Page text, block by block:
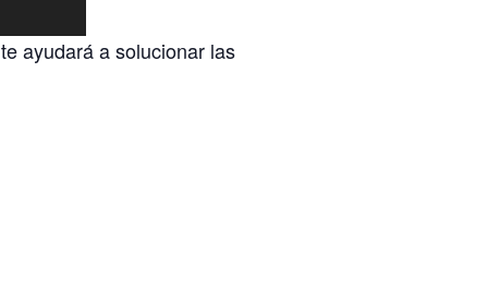
te ayudará a solucionar las